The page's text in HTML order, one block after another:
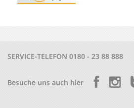
SERVICE-TELEFON 0180 - 23 88 888
Besuche uns auch hier